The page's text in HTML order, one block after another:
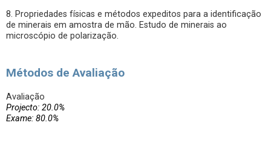
8. Propriedades físicas e métodos expeditos para a identificação
de minerais em amostra de mão. Estudo de minerais ao
microscópio de polarização.
Métodos de Avaliação
Avaliação
Projecto: 20.0%
Exame: 80.0%